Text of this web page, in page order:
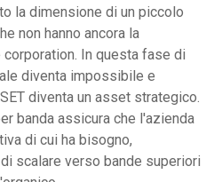
la dimensione di un piccolo
non hanno ancora la
In questa fase di
diventa impossibile e
diventa un asset strategico.
banda assicura che l'azienda
di cui ha bisogno,
scalare verso bande superiori